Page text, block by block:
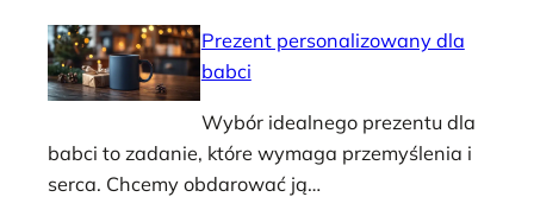
Prezent personalizowany dla
babci
Wybór idealnego prezentu dla
babci to zadanie, które wymaga przemyślenia i
serca. Chcemy obdarować ją…